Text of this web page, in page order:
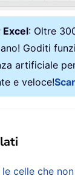
Excel: Oltre
Goditi
artificiale
e veloce!
celle che